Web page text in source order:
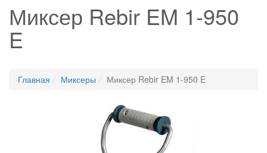
Миксер Rebir EM 1-950
E
Главная Миксеры Миксер Rebir EM 1-950 E